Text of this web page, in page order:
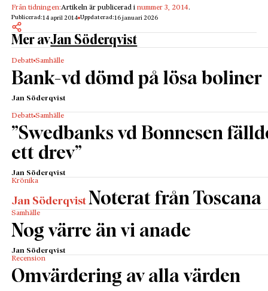
Från tidningen:Artikeln är publicerad inummer 3, 2014.
Publicerad:14 april 2014 Uppdaterad:16 januari 2026
Mer avJan Söderqvist
Debatt Samhälle
Bank-vd dömd på lösa boliner
Jan Söderqvist
Debatt Samhälle
”Swedbanks vd Bonnesen
ett drev”
Jan Söderqvist
Krönika
Jan Söderqvist Noterat från Toscana
Samhälle
Nog värre än vi anade
Jan Söderqvist
Recension
Omvärdering av alla värden